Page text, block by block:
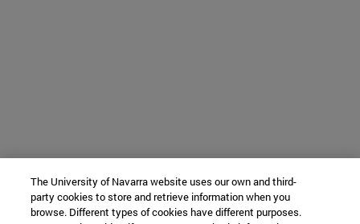
The University of Navarra website uses our own and third-
party cookies to store and retrieve information when you
browse. Different types of cookies have different purposes.